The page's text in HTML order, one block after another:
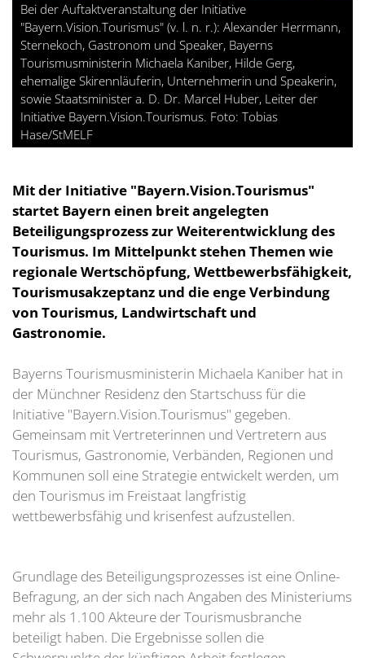
Bei der Auftaktveranstaltung der Initiative
"Bayern.Vision.Tourismus" (v. l. n. r.): Alexander Herrmann,
Sternekoch, Gastronom und Speaker, Bayerns
Tourismusministerin Michaela Kaniber, Hilde Gerg,
ehemalige Skirennläuferin, Unternehmerin und Speakerin,
sowie Staatsminister a. D. Dr. Marcel Huber, Leiter der
Initiative Bayern.Vision.Tourismus. Foto: Tobias
Hase/StMELF
Mit der Initiative "Bayern.Vision.Tourismus"
startet Bayern einen breit angelegten
Beteiligungsprozess zur Weiterentwicklung des
Tourismus. Im Mittelpunkt stehen Themen wie
regionale Wertschöpfung, Wettbewerbsfähigkeit,
Tourismusakzeptanz und die enge Verbindung
von Tourismus, Landwirtschaft und
Gastronomie.
Bayerns Tourismusministerin Michaela Kaniber hat in
der Münchner Residenz den Startschuss für die
Initiative "Bayern.Vision.Tourismus" gegeben.
Gemeinsam mit Vertreterinnen und Vertretern aus
Tourismus, Gastronomie, Verbänden, Regionen und
Kommunen soll eine Strategie entwickelt werden, um
den Tourismus im Freistaat langfristig
wettbewerbsfähig und krisenfest aufzustellen.
Grundlage des Beteiligungsprozesses ist eine Online-
Befragung, an der sich nach Angaben des Ministeriums
mehr als 1.100 Akteure der Tourismusbranche
beteiligt haben. Die Ergebnisse sollen die